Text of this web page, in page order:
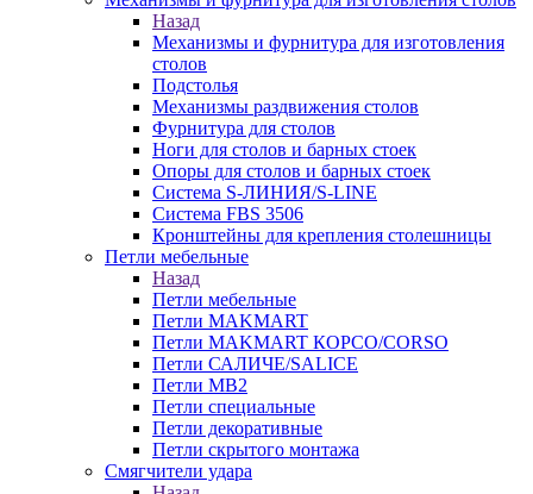
Назад
Механизмы и фурнитура для изготовления
столов
Подстолья
Механизмы раздвижения столов
Фурнитура для столов
Ноги для столов и барных стоек
Опоры для столов и барных стоек
Система S-ЛИНИЯ/S-LINE
Система FBS 3506
Кронштейны для крепления столешницы
Петли мебельные
Назад
Петли мебельные
Петли MAKMART
Петли MAKMART КОРСО/CORSO
Петли САЛИЧЕ/SALICE
Петли MB2
Петли специальные
Петли декоративные
Петли скрытого монтажа
Смягчители удара